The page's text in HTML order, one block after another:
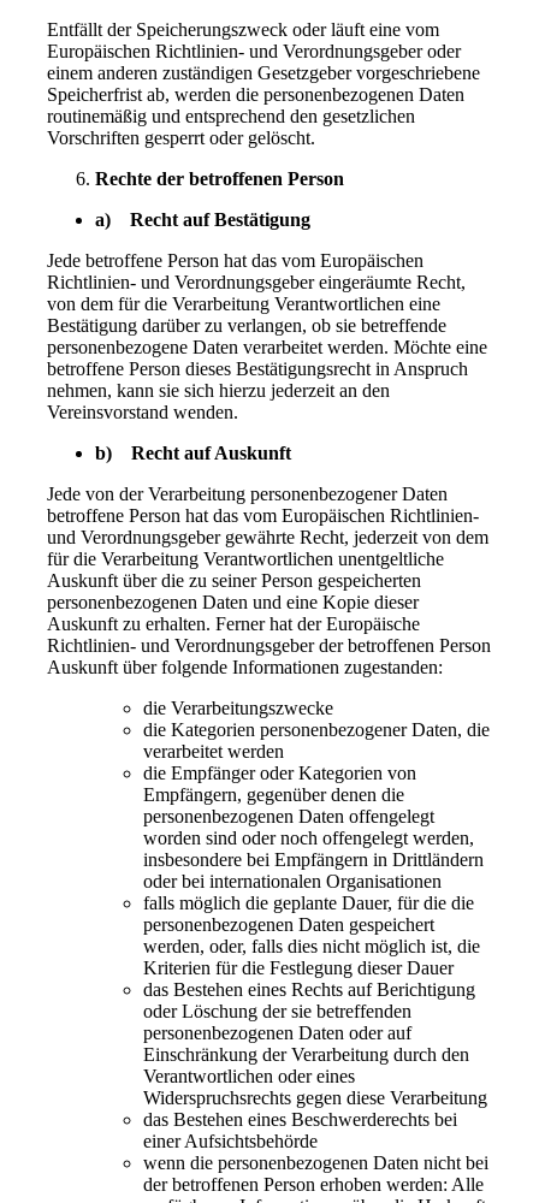
Entfällt der Speicherungszweck oder läuft eine vom
Europäischen Richtlinien- und Verordnungsgeber oder
einem anderen zuständigen Gesetzgeber vorgeschriebene
Speicherfrist ab, werden die personenbezogenen Daten
routinemäßig und entsprechend den gesetzlichen
Vorschriften gesperrt oder gelöscht.
Rechte der betroffenen Person
a) Recht auf Bestätigung
Jede betroffene Person hat das vom Europäischen
Richtlinien- und Verordnungsgeber eingeräumte Recht,
von dem für die Verarbeitung Verantwortlichen eine
Bestätigung darüber zu verlangen, ob sie betreffende
personenbezogene Daten verarbeitet werden. Möchte eine
betroffene Person dieses Bestätigungsrecht in Anspruch
nehmen, kann sie sich hierzu jederzeit an den
Vereinsvorstand wenden.
b) Recht auf Auskunft
Jede von der Verarbeitung personenbezogener Daten
betroffene Person hat das vom Europäischen Richtlinien-
und Verordnungsgeber gewährte Recht, jederzeit von dem
für die Verarbeitung Verantwortlichen unentgeltliche
Auskunft über die zu seiner Person gespeicherten
personenbezogenen Daten und eine Kopie dieser
Auskunft zu erhalten. Ferner hat der Europäische
Richtlinien- und Verordnungsgeber der betroffenen Person
Auskunft über folgende Informationen zugestanden:
die Verarbeitungszwecke
die Kategorien personenbezogener Daten, die
verarbeitet werden
die Empfänger oder Kategorien von
Empfängern, gegenüber denen die
personenbezogenen Daten offengelegt
worden sind oder noch offengelegt werden,
insbesondere bei Empfängern in Drittländern
oder bei internationalen Organisationen
falls möglich die geplante Dauer, für die die
personenbezogenen Daten gespeichert
werden, oder, falls dies nicht möglich ist, die
Kriterien für die Festlegung dieser Dauer
das Bestehen eines Rechts auf Berichtigung
oder Löschung der sie betreffenden
personenbezogenen Daten oder auf
Einschränkung der Verarbeitung durch den
Verantwortlichen oder eines
Widerspruchsrechts gegen diese Verarbeitung
das Bestehen eines Beschwerderechts bei
einer Aufsichtsbehörde
wenn die personenbezogenen Daten nicht bei
der betroffenen Person erhoben werden: Alle